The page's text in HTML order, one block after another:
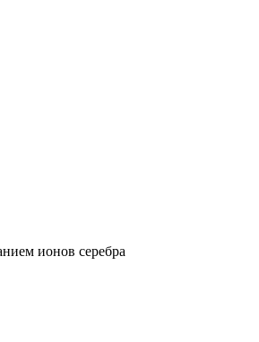
ионов серебра